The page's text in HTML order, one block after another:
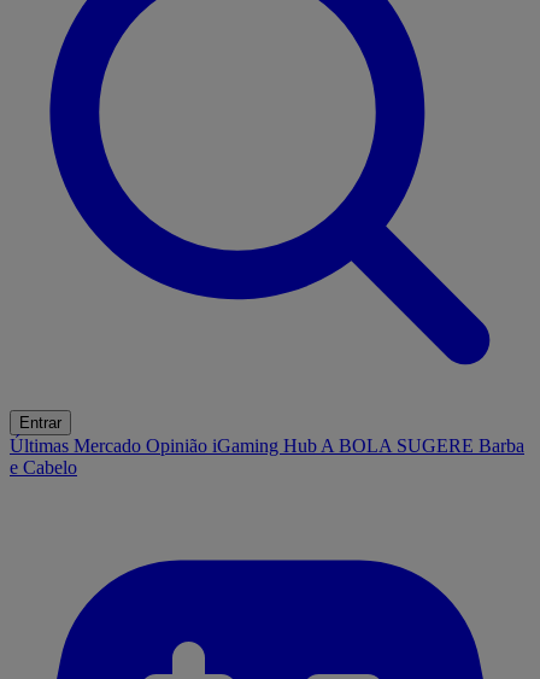
Entrar
Últimas Mercado Opinião iGaming Hub A BOLA SUGERE Barba
e Cabelo